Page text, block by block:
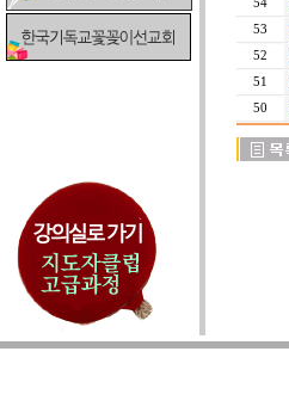
54
53
52
51
50